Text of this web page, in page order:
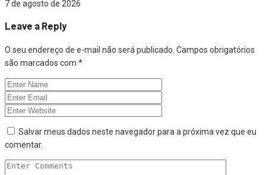
7 de agosto de 2026
Leave a Reply
O seu endereço de e-mail não será publicado. Campos obrigatórios
são marcados com *
Salvar meus dados neste navegador para a próxima vez que eu
comentar.